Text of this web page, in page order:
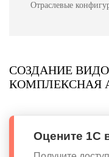
Отраслевые
СОЗДАНИЕ
КОМПЛЕКСНАЯ
Оцените 1С